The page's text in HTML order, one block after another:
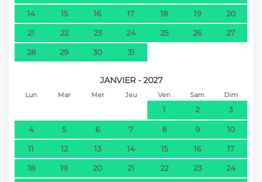
14 15 16 17 18 19 20
21 22 23 24 25 26 27
28 29 30 31
JANVIER - 2027
Lun Mar Mer Jeu Ven Sam Dim
1 2 3
4 5 6 7 8 9 10
11 12 13 14 15 16 17
18 19 20 21 22 23 24